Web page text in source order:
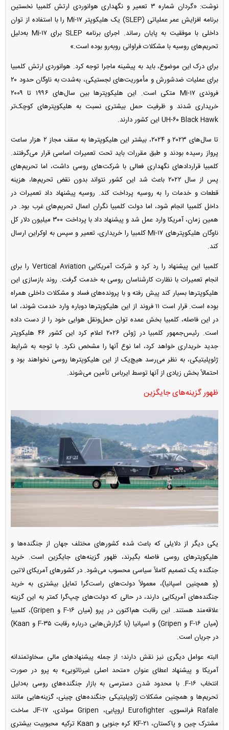
نوشت: «گردان شماره ۳ تعمیر و نگهداری هوانوردی ارتش کلمبیا نخستین
برنامه افزایش عمر عملیاتی (SLEP) یک هلیکوپتر Mi-۱۷ را با استفاده از توان
داخلی با موفقیت به پایان رساند. اجرای برنامه SLEP برای Mi-۱۷ به‌دلیل
تحریم‌های روسیه با مشکلات فراوانی روبه‌رو بوده است.»
برای درک این موضوع، باید به پیشینه ماجرا توجه کرد. هوانوردی ارتش کلمبیا
برای عملیات ضدشورش و مأموریت‌های لجستیکی، به‌شدت به ناوگان حدود ۲۰
فروندی Mi-۱۷ متکی است. این هلیکوپتر‌ها بین سال‌های ۱۹۹۶ تا ۲۰۰۹
خریداری شدند و ظرفیت حمل بیشتری نسبت به هلیکوپتر‌های کوچک‌تر
UH-۶۰ Black Hawk این کشور دارند.
تا سال‌های ۲۰۲۳ و ۲۰۲۴، بیشتر این هلیکوپتر‌ها به سقف مجاز ۲ هزار ساعت
پرواز رسیده بودند و طبق مقررات باید تحت تعمیرات اساسی قرار می‌گرفتند.
کلمبیا قرارداد‌های نگهداری فعالی با شرکت‌های روسی داشت، اما تحریم‌های
پس از سال ۲۰۲۲ باعث شد این کشور نتواند بدون نقض تحریم‌ها، هزینه
قطعات و خدمات را به روسیه پرداخت کند. روسیه پیشنهاد داد تعمیرات در
داخل کلمبیا انجام شود، اما دولت کلمبیا نگران اعمال تحریم‌های غرب بود. در
همین زمان، آمریکا وارد عمل شد و پیشنهاد داد با پرداخت ۳۰۰ میلیون دلار کل
ناوگان هلیکوپتر‌های Mi-۱۷ کلمبیا را خریداری، تعمیر و سپس به اوکراین ارسال
کند.
کلمبیا این پیشنهاد را رد کرد و شرکت آمریکایی Vertical Aviation را برای
انجام تعمیرات با نظارت کارشناسان روسی به خدمت گرفت. روند بازسازی این
هلیکوپتر‌ها بسیار کند پیش رفته و با پرونده‌های فساد و مشکلات داخلی همراه
بوده است. قرار است ۱۱ فروند از این هلیکوپتر‌ها دوباره وارد خدمت شوند، اما
در این فاصله، کلمبیا بخش عمده توان حمل‌ونقل هوایی خود را از دست داده
است. رئیس‌جمهور کلمبیا در ژوئن ۲۰۲۶ اعلام کرد این کشور ۴۶ هلیکوپتر
جدید خریداری خواهد کرد، اما نوع آنها را مشخص نکرد. با توجه به شرایط
ژئوپلیتیکی، به نظر می‌رسد هیچ‌یک از این هلیکوپتر‌ها روسی نخواهند بود و
احتمالاً بخش زیادی از آنها توسط ایرباس تأمین می‌شوند.
ظهور گزینه‌های جایگزین
یکی دیگر از دلایلی که باعث شده کشور‌های مختلف جهان از جنگنده‌ها و
هلیکوپتر‌های روسی فاصله بگیرند، ظهور گزینه‌های جایگزین است. خرید
جنگنده یک تصمیم کاملاً سیاسی محسوب می‌شود. در کشور‌های آمریکای لاتین
(و همچنین اسپانیا)، معمولاً دولت‌های راست‌گرا تمایل بیشتری به خرید
جنگنده‌های آمریکایی دارند، در حالی که دولت‌های چپ‌گرا کمتر به این گزینه
علاقه‌مند هستند. این رقابت هم‌اکنون در پرو (میان F-۱۶ و Gripen)، کلمبیا
(میان F-۱۶ و Gripen) و اسپانیا (با گزارش‌هایی درباره رقابت F-۳۵ و Kaan)
در جریان است.
البته عوامل دیگری نیز نقش دارند؛ از جمله پیشنهاد‌های مالی سخاوتمندانه
آمریکا و پیشنهاد اعطای عنوان «متحد اصلی غیرناتویی» به پرو در صورت
انتخاب F-۱۶. با محدود شدن دسترسی به بازار جنگنده‌های روسی به‌دلیل
تحریم‌ها و همچنین مشکلات ژئوپلیتیکی جنگنده‌های چینی، گزینه‌هایی مانند
Rafale فرانسوی، Eurofighter اروپایی، Gripen سوئدی، JF-۱۷ ساخت
مشترک چین و پاکستان، KF-۲۱ کره جنوبی و Kaan ترکیه محبوبیت بیشتری